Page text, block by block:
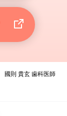
國則 貴玄 歯科医師